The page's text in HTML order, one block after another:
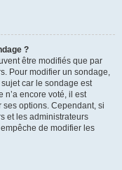
?
être modifiés que par
Pour modifier un sondage,
car le sondage est
encore voté, il est
options. Cependant, si
et les administrateurs
de modifier les